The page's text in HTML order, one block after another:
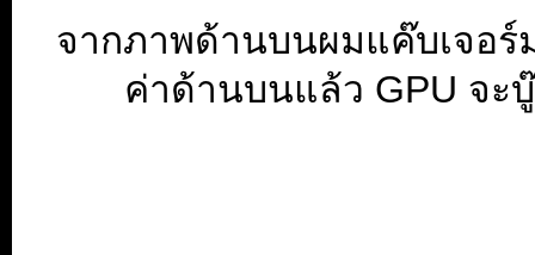
จากภาพด้านบนผมแค๊บเจอร์
ค่าด้านบนแล้ว GPU จะ